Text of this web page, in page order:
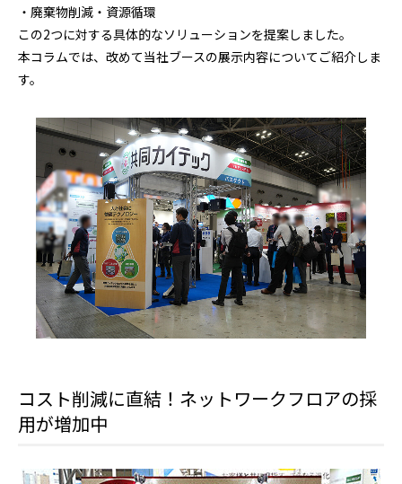
・廃棄物削減・資源循環
この2つに対する具体的なソリューションを提案しました。
本コラムでは、改めて当社ブースの展示内容についてご紹介しま
す。
コスト削減に直結！ネットワークフロアの採
用が増加中